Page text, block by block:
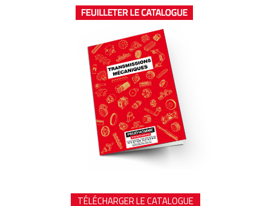
TÉLÉCHARGER LE CATALOGUE